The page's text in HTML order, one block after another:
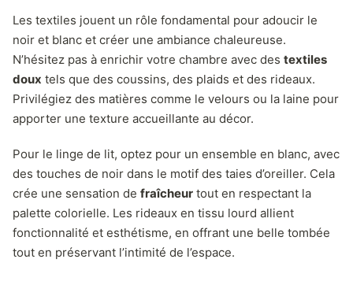
Les textiles jouent un rôle fondamental pour adoucir le
noir et blanc et créer une ambiance chaleureuse.
N’hésitez pas à enrichir votre chambre avec des textiles
doux tels que des coussins, des plaids et des rideaux.
Privilégiez des matières comme le velours ou la laine pour
apporter une texture accueillante au décor.
Pour le linge de lit, optez pour un ensemble en blanc, avec
des touches de noir dans le motif des taies d’oreiller. Cela
crée une sensation de fraîcheur tout en respectant la
palette colorielle. Les rideaux en tissu lourd allient
fonctionnalité et esthétisme, en offrant une belle tombée
tout en préservant l’intimité de l’espace.